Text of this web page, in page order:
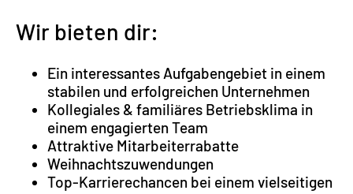
Wir bieten dir:
Ein interessantes Aufgabengebiet in einem
stabilen und erfolgreichen Unternehmen
Kollegiales & familiäres Betriebsklima in
einem engagierten Team
Attraktive Mitarbeiterrabatte
Weihnachtszuwendungen
Top-Karrierechancen bei einem vielseitigen